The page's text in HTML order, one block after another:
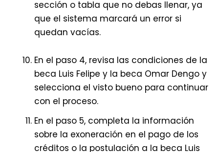
sección o tabla que no debas llenar, ya
que el sistema marcará un error si
quedan vacías.
En el paso 4, revisa las condiciones de la
beca Luis Felipe y la beca Omar Dengo y
selecciona el visto bueno para continuar
con el proceso.
En el paso 5, completa la información
sobre la exoneración en el pago de los
créditos o la postulación a la beca Luis